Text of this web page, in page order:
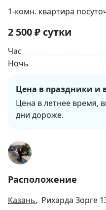
27
1-комн. квартира
2 500₽ сутки
Час
Ночь
Цена в праздники и
Цена в летнее время,
дни дороже.
Расположение
Казань, Рихарда Зорге